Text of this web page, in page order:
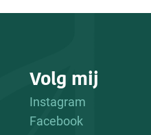
Volg mij
Instagram
Facebook